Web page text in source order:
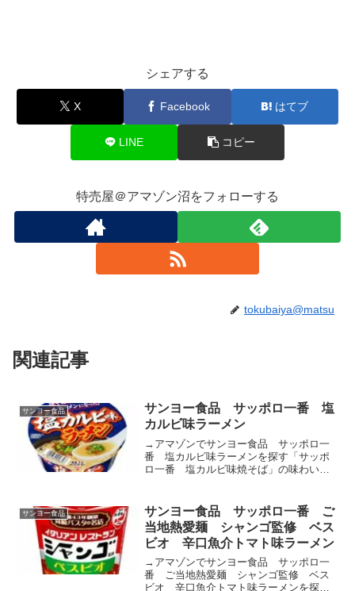
シェアする
X Facebook はてブ
LINE コピー
特売屋＠アマゾン沼をフォローする
tokubaiya@matsu
関連記事
サンヨー食品
サンヨー食品 サッポロ一番 塩
カルビ味ラーメン
→アマゾンでサンヨー食品 サッポロ一
番 塩カルビ味ラーメンを探す「サッポ
ロ一番 塩カルビ味焼そば」の味わいを
す。ちぢれをつけることでスープが絡む
めんに仕上げました。ビーフ...
サンヨー食品
サンヨー食品 サッポロ一番 ご
当地熱愛麺 シャンゴ監修 ベス
ビオ 辛口魚介トマト味ラーメン
→アマゾンでサンヨー食品 サッポロ一
番 ご当地熱愛麺 シャンゴ監修 ベス
ビオ 辛口魚介トマト味ラーメンを探す